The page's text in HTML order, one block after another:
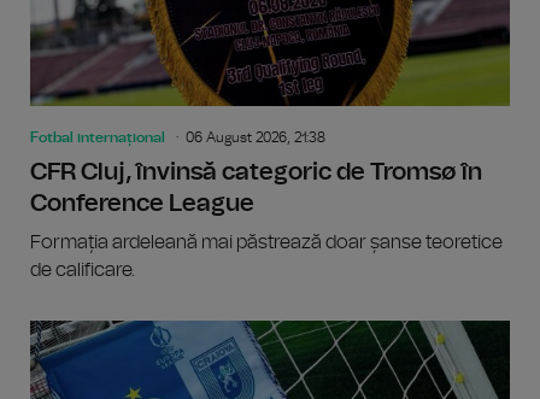
Fotbal internațional 06 August 2026, 21:38
CFR Cluj, învinsă categoric de Tromsø în
Conference League
Formația ardeleană mai păstrează doar șanse teoretice
de calificare.